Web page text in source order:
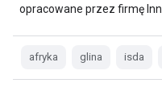
opracowane przez firmę
afryka glina isda